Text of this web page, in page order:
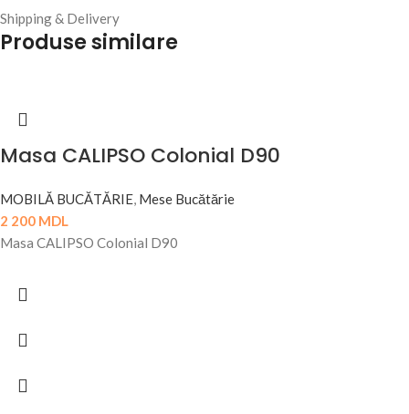
Shipping & Delivery
Produse similare
Masa CALIPSO Colonial D90
MOBILĂ BUCĂTĂRIE, Mese Bucătărie
2 200 MDL
Masa CALIPSO Colonial D90